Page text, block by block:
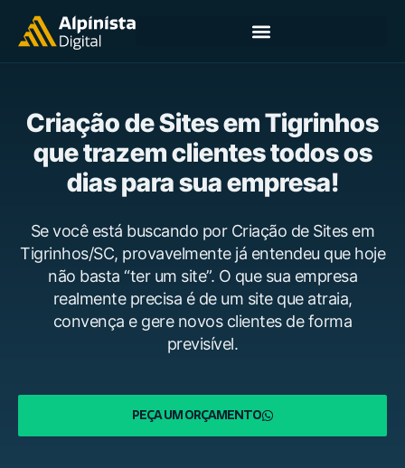
Criação de Sites em Tigrinhos
que trazem clientes todos os
dias para sua empresa!
Se você está buscando por Criação de Sites em
Tigrinhos/SC, provavelmente já entendeu que hoje
não basta “ter um site”. O que sua empresa
realmente precisa é de um site que atraia,
convença e gere novos clientes de forma
previsível.
PEÇA UM ORÇAMENTO